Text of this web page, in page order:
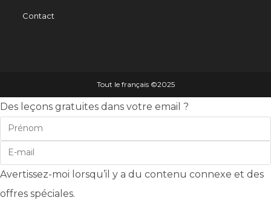
Contact
Tout le français ©️2025
Des leçons gratuites dans votre email ?
Avertissez-moi lorsqu’il y a du contenu connexe et des
offres spéciales.